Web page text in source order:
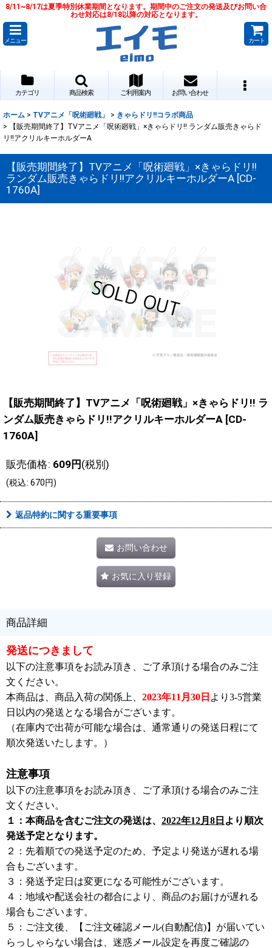
8/11~8/17は夏季特別休業期間となります。期間中のご注文の発送及びお問い合
わせ対応は8/18以降の対応となります。
メニュー カート
カテゴリ 商品検索 ご利用案内 お問い合わせ
ホーム > TVアニメ「呪術廻戦」 > きゃらドリ!!コラボ商品
>
【販売期間終了】TVアニメ「呪術廻戦」×きゃらドリ!! ランダム販売きゃらド
リ!!アクリルキーホルダーA
【販売期間終了】TVアニメ「呪術廻戦」×きゃらドリ!!
ランダム販売きゃらドリ!!アクリルキーホルダーA [CD-
1760A]
【販売期間終了】TVアニメ「呪術廻戦」×きゃらドリ!! ラ
ンダム販売きゃらドリ!!アクリルキーホルダーA [CD-
1760A]
販売価格: 609円 (税別)
(税込: 670円)
返品特約に関する重要事項
お問い合わせ
お気に入り登録
商品詳細
発送につきまして
以下の注意事項をお読み頂き、ご了承頂ける場合のみご注
文ください。
本商品は、商品入荷の関係上、 2023年11月30日 より3-5営業
日以内の発送となる場合がございます。
（在庫内で出荷が可能な場合は、通常通りの発送日程にて
順次発送いたします。）
注意事項
以下の注意事項をお読み頂き、ご了承頂ける場合のみご注
文ください。
１：本商品を含むご注文の発送は、 2022年12月8日 より順次
発送予定となります。
２：先着順での発送予定のため、予定より発送が遅れる場
合もございます。
３：発送予定日は変更になる可能性がございます。
４：地域や配送会社の都合により、商品のお届けが遅れる
場合もございます。
５：ご注文後、【ご注文確認メール(自動配信)】が届いてい
らっしゃらない場合は、迷惑メール設定を再度ご確認の